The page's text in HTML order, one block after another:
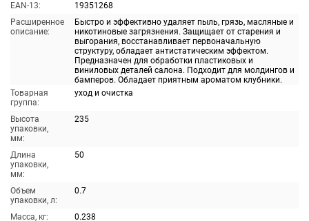
EAN-13:
19351268
Расширенное
описание:
Быстро и эффективно удаляет пыль, грязь, масляные и
никотиновые загрязнения. Защищает от старения и
выгорания, восстанавливает первоначальную
структуру, обладает антистатическим эффектом.
Предназначен для обработки пластиковых и
виниловых деталей салона. Подходит для молдингов и
бамперов. Обладает приятным ароматом клубники.
Товарная
группа:
уход и очистка
Высота
упаковки,
мм:
235
Длина
упаковки,
мм:
50
Объем
упаковки, л:
0.7
Масса, кг:
0.238